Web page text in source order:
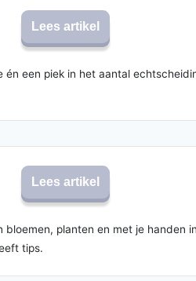
Lees artikel
een piek in het aantal
Lees artikel
planten en met je handen
tips.